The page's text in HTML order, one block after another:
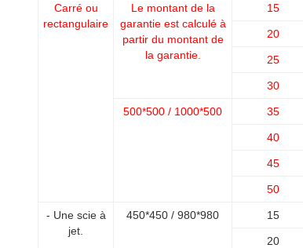
Carré ou
rectangulaire
Le montant de la
garantie est calculé à
partir du montant de
la garantie.
15
20
25
30
500*500 / 1000*500 35
40
45
50
- Une scie à
jet.
450*450 / 980*980 15
20